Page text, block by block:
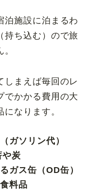
泊施設に泊まるわ
持ち込む）ので旅
しまえば毎回のレ
でかかる費用の大
なります。
ガソリン代）
炭
ガス缶（OD缶）
料品